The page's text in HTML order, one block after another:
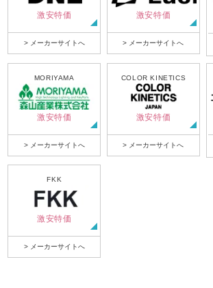
激安特価
> メーカーサイトへ
激安特価
> メーカーサイトへ
MORIYAMA
激安特価
> メーカーサイトへ
COLOR KINETICS
激安特価
> メーカーサイトへ
FKK
激安特価
> メーカーサイトへ